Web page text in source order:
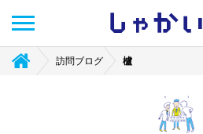
しゃかい
訪問ブログ 櫨